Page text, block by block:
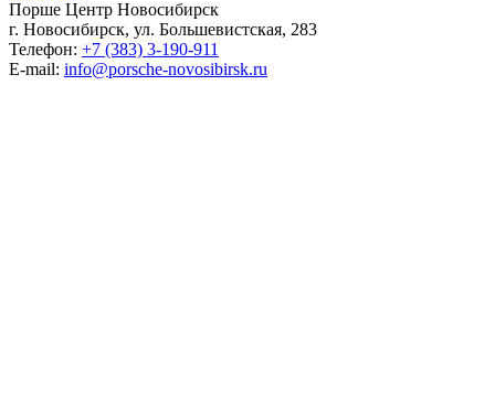
Порше Центр Новосибирск
г. Новосибирск, ул. Большевистская, 283
Телефон: +7 (383) 3-190-911
E-mail: info@porsche-novosibirsk.ru